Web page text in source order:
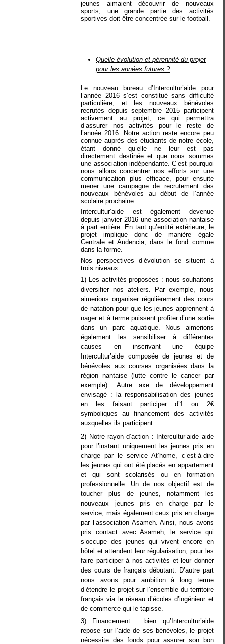
jeunes aimaient découvrir de nouveaux
sports, une grande partie des activités
sportives doit être concentrée sur le football.
Quelle évolution et pérennité du projet
pour les années futures ?
Le nouveau bureau d’Intercultur’aide pour
l’année 2016 s’est constitué sans difficulté
particulière, et les nouveaux bénévoles
recrutés depuis septembre 2015 participent
activement au projet, ce qui permettra
d’assurer nos activités pour le reste de
l’année 2016. Notre action reste encore peu
connue auprès des étudiants de notre école,
étant donné qu’elle ne leur est pas
directement destinée et que nous sommes
une association indépendante. C’est pourquoi
nous allons concentrer nos efforts sur une
communication plus efficace, pour ensuite
mener une campagne de recrutement des
nouveaux bénévoles au début de l’année
scolaire prochaine.
Intercultur’aide est également devenue
depuis janvier 2016 une association nantaise
à part entière. En tant qu’entité extérieure, le
projet implique donc de manière égale
Centrale et Audencia, dans le fond comme
dans la forme.
Nos perspectives d’évolution se situent à
trois niveaux :
1) Les activités proposées : nous souhaitons
diversifier nos ateliers. Par exemple, nous
aimerions organiser régulièrement des cours
de natation pour que les jeunes apprennent à
nager et à terme puissent profiter d’une sortie
dans un parc aquatique. Nous aimerions
également les sensibiliser à différentes
causes en inscrivant une équipe
Intercultur’aide composée de jeunes et de
bénévoles aux courses organisées dans la
région nantaise (lutte contre le cancer par
exemple). Autre axe de développement
envisagé : la responsabilisation des jeunes
en les faisant participer d’1 ou 2€
symboliques au financement des activités
auxquelles ils participent.
2) Notre rayon d’action : Intercultur’aide aide
pour l’instant uniquement les jeunes pris en
charge par le service At’home, c’est-à-dire
les jeunes qui ont été placés en appartement
et qui sont scolarisés ou en formation
professionnelle. Un de nos objectif est de
toucher plus de jeunes, notamment les
nouveaux jeunes pris en charge par le
service, mais également ceux pris en charge
par l’association Asameh. Ainsi, nous avons
pris contact avec Asameh, le service qui
s’occupe des jeunes qui vivent encore en
hôtel et attendent leur régularisation, pour les
faire participer à nos activités et leur donner
des cours de français débutant. D’autre part
nous avons pour ambition à long terme
d’étendre le projet sur l’ensemble du territoire
français via le réseau d’écoles d’ingénieur et
de commerce qui le tapisse.
3) Financement : bien qu’Intercultur’aide
repose sur l’aide de ses bénévoles, le projet
nécessite des fonds pour assurer son bon